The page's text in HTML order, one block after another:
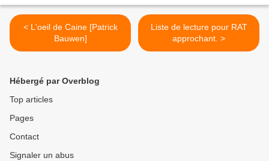
< L'oeil de Caine [Patrick
Bauwen]
Liste de lecture pour RAT
approchant. >
Hébergé par Overblog
Top articles
Pages
Contact
Signaler un abus